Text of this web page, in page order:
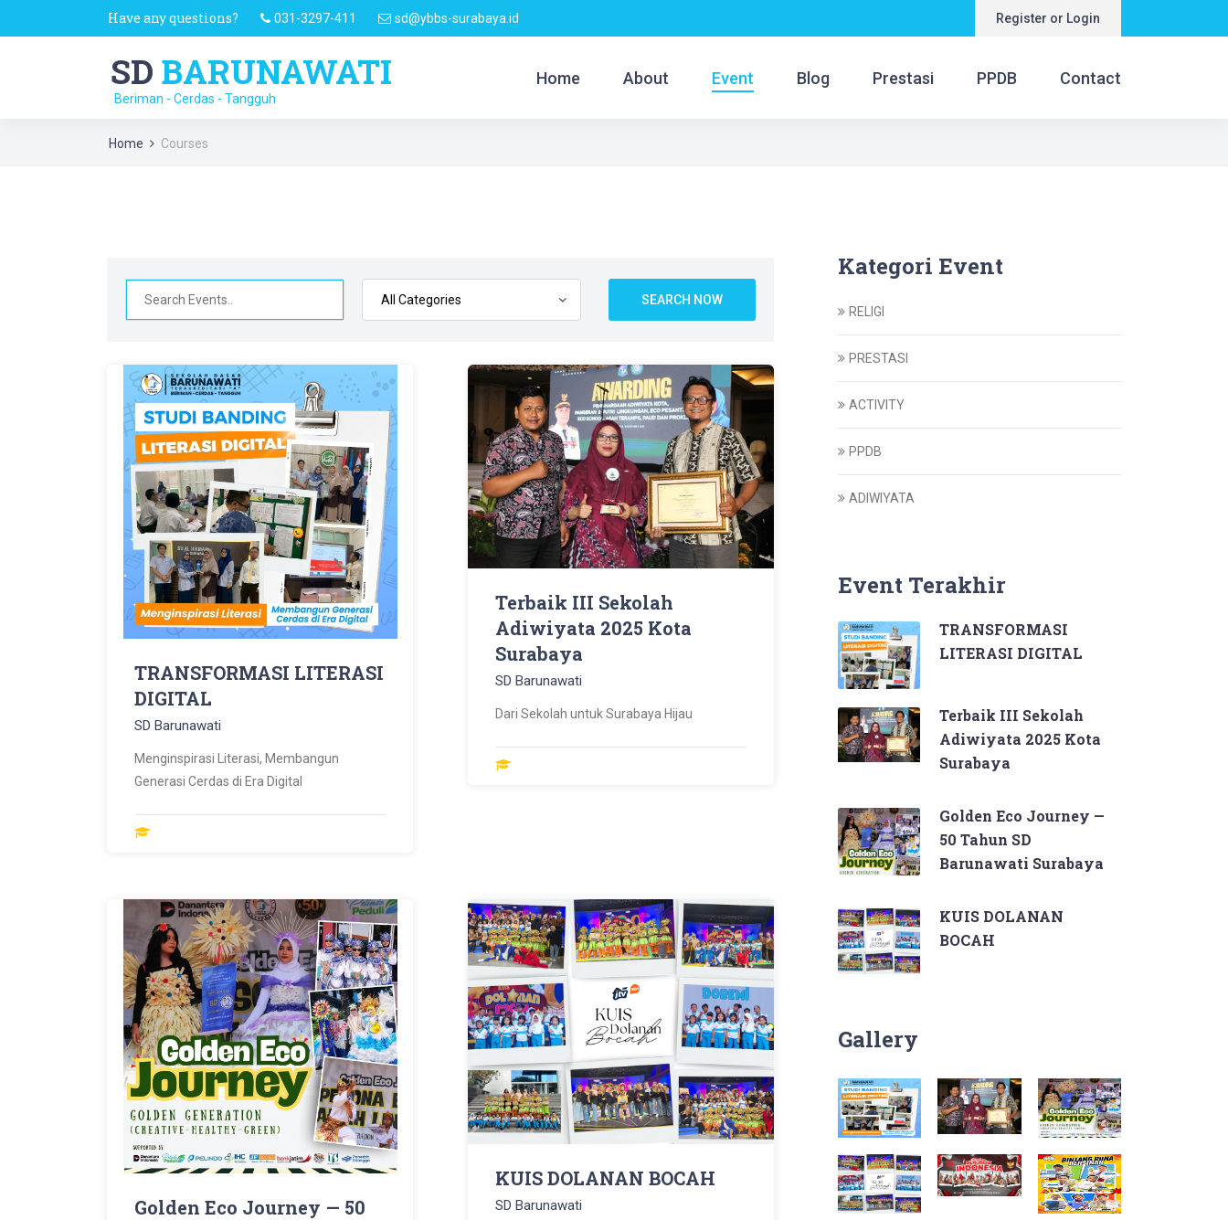
Have any questions? 031-3297-411 sd@ybbs-surabaya.id Register or Login
SD BARUNAWATI
Beriman - Cerdas - Tangguh
Home About Event Blog Prestasi PPDB Contact
Home Courses
SEARCH NOW
TRANSFORMASI LITERASI
DIGITAL
SD Barunawati
Menginspirasi Literasi, Membangun
Generasi Cerdas di Era Digital
Terbaik III Sekolah
Adiwiyata 2025 Kota
Surabaya
SD Barunawati
Dari Sekolah untuk Surabaya Hijau
Golden Eco Journey — 50
KUIS DOLANAN BOCAH
SD Barunawati
Kategori Event
RELIGI
PRESTASI
ACTIVITY
PPDB
ADIWIYATA
Event Terakhir
TRANSFORMASI
LITERASI DIGITAL
Terbaik III Sekolah
Adiwiyata 2025 Kota
Surabaya
Golden Eco Journey —
50 Tahun SD
Barunawati Surabaya
KUIS DOLANAN
BOCAH
Gallery